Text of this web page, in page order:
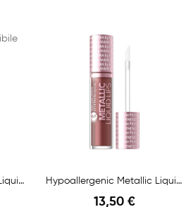
Hypoallergenic Metallic Liquid Lipstick N.05... Hypoallergenic Metallic Liquid Lipstick N.06...
13,50 €